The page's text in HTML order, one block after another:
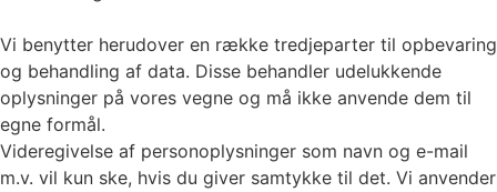
Vi benytter herudover en række tredjeparter til opbevaring
og behandling af data. Disse behandler udelukkende
oplysninger på vores vegne og må ikke anvende dem til
egne formål.
Videregivelse af personoplysninger som navn og e-mail
m.v. vil kun ske, hvis du giver samtykke til det. Vi anvender